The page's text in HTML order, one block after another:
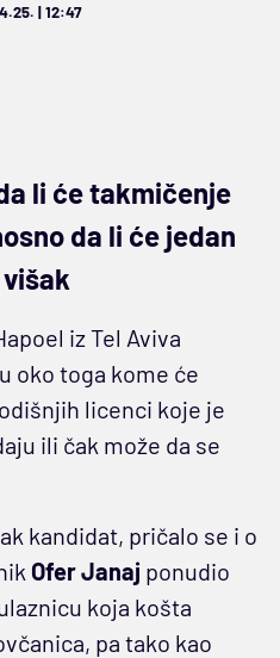
| 12:47
li će takmičenje
da li će jedan
iz Tel Aviva
oko toga kome će
licenci koje je
ili čak može da se
kandidat, pričalo se i o
Ofer Janaj ponudio
koja košta
pa tako kao